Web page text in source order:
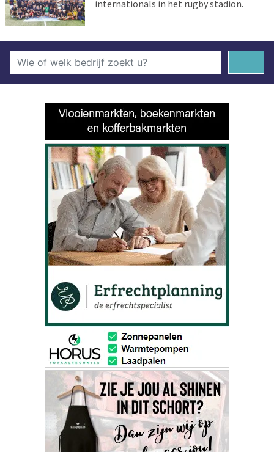
internationals in het rugby stadion.